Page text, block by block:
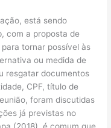
está sendo
com a proposta de
tornar possível às
ou medida de
resgatar documentos
CPF, título de
foram discutidas
já previstas no
(2018), é comum que